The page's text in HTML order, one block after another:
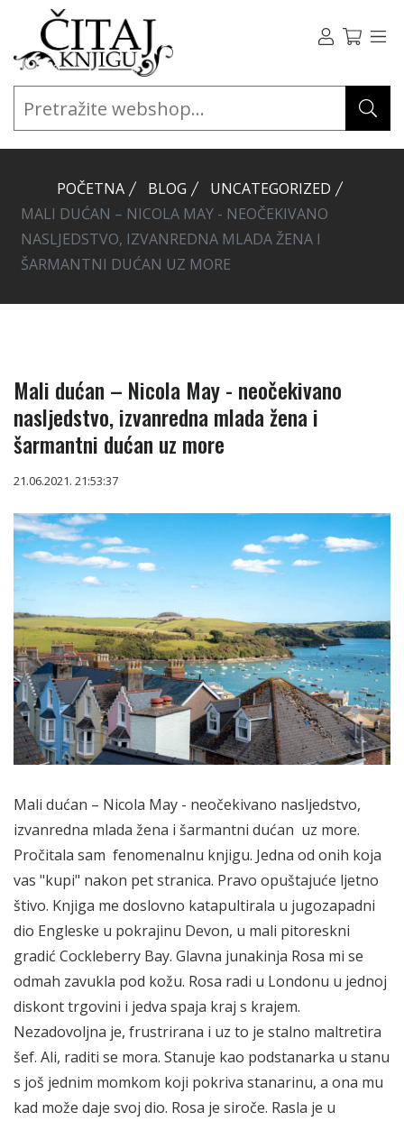
POČETNA BLOG
UNCATEGORIZED
MALI DUĆAN – NICOLA MAY - NEOČEKIVANO
NASLJEDSTVO, IZVANREDNA MLADA ŽENA I
ŠARMANTNI DUĆAN UZ MORE
Mali dućan – Nicola May - neočekivano
nasljedstvo, izvanredna mlada žena i
šarmantni dućan uz more
21.06.2021. 21:53:37
Mali dućan – Nicola May - neočekivano nasljedstvo,
izvanredna mlada žena i šarmantni dućan uz more.
Pročitala sam fenomenalnu knjigu. Jedna od onih koja
vas "kupi" nakon pet stranica. Pravo opuštajuće ljetno
štivo. Knjiga me doslovno katapultirala u jugozapadni
dio Engleske u pokrajinu Devon, u mali pitoreskni
gradić Cockleberry Bay. Glavna junakinja Rosa mi se
odmah zavukla pod kožu. Rosa radi u Londonu u jednoj
diskont trgovini i jedva spaja kraj s krajem.
Nezadovoljna je, frustrirana i uz to je stalno maltretira
šef. Ali, raditi se mora. Stanuje kao podstanarka u stanu
s još jednim momkom koji pokriva stanarinu, a ona mu
kad može daje svoj dio. Rosa je siroče. Rasla je u